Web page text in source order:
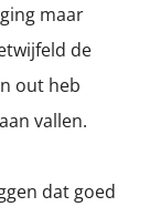
maar
de
out heb
vallen.
dat goed